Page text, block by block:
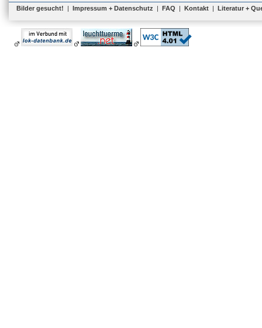
Bilder gesucht! | Impressum + Datenschutz | FAQ | Kontakt | Literatur +